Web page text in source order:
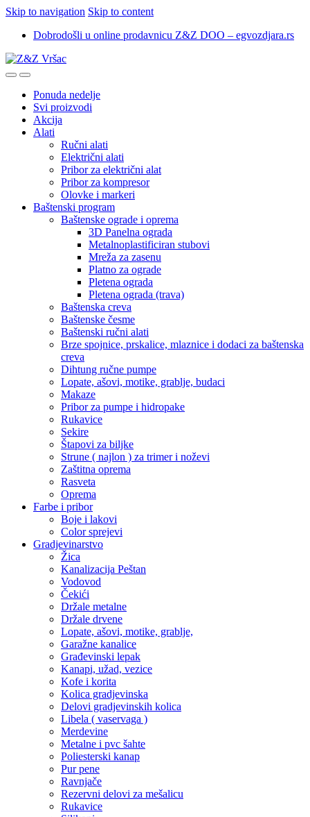
Skip to navigation Skip to content
Dobrodošli u online prodavnicu Z&Z DOO – egvozdjara.rs
Ponuda nedelje
Svi proizvodi
Akcija
Alati
Ručni alati
Električni alati
Pribor za električni alat
Pribor za kompresor
Olovke i markeri
Baštenski program
Baštenske ograde i oprema
3D Panelna ograda
Metalnoplastificiran stubovi
Mreža za zasenu
Platno za ograde
Pletena ograda
Pletena ograda (trava)
Baštenska creva
Baštenske česme
Baštenski ručni alati
Brze spojnice, prskalice, mlaznice i dodaci za baštenska
creva
Dihtung ručne pumpe
Lopate, ašovi, motike, grablje, budaci
Makaze
Pribor za pumpe i hidropake
Rukavice
Sekire
Štapovi za biljke
Strune ( najlon ) za trimer i noževi
Zaštitna oprema
Rasveta
Oprema
Farbe i pribor
Boje i lakovi
Color sprejevi
Gradjevinarstvo
Žica
Kanalizacija Peštan
Vodovod
Čekići
Držale metalne
Držale drvene
Lopate, ašovi, motike, grablje,
Garažne kanalice
Građevinski lepak
Kanapi, užad, vezice
Kofe i korita
Kolica gradjevinska
Delovi gradjevinskih kolica
Libela ( vaservaga )
Merdevine
Metalne i pvc šahte
Poliesterski kanap
Pur pene
Ravnjače
Rezervni delovi za mešalicu
Rukavice